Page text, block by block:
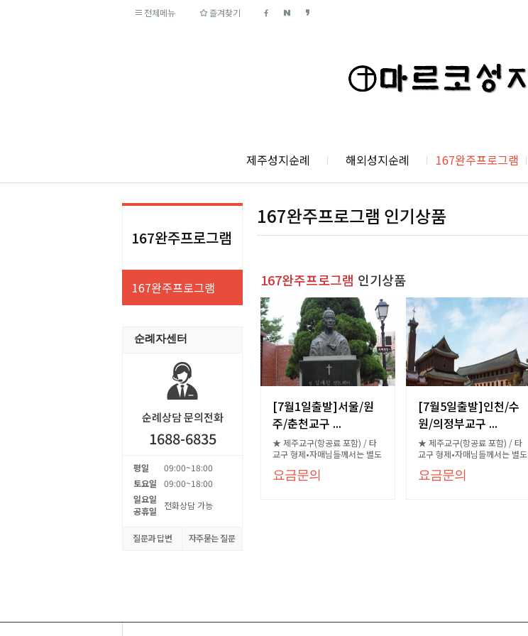
전체메뉴 즐겨찾기
제주성지순례 해외성지순례 167완주프로그램
167완주프로그램
167완주프로그램
순례자센터
순례상담 문의전화
1688-6835
평일
09:00~18:00
토요일
09:00~18:00
일요일
공휴일
전화상담 가능
질문과 답변 자주묻는 질문
167완주프로그램 인기상품
167완주프로그램 인기상품
[7월1일출발]서울/원
주/춘천교구 ...
★ 제주교구(항공료 포함) / 타
교구 형제•자매님들께서는 별도
요금문의
[7월5일출발]인천/수
원/의정부교구 ...
★ 제주교구(항공료 포함) / 타
교구 형제•자매님들께서는 별도
요금문의